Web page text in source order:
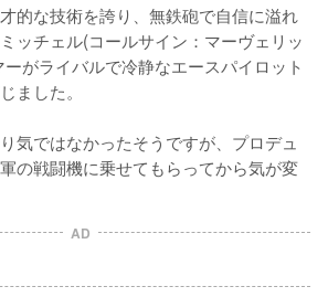
的な技術を誇り、無鉄砲で自信に溢れ
ッチェル(コールサイン：マーヴェリッ
がライバルで冷静なエースパイロット
ました。
気ではなかったそうですが、プロデュ
の戦闘機に乗せてもらってから気が変
AD